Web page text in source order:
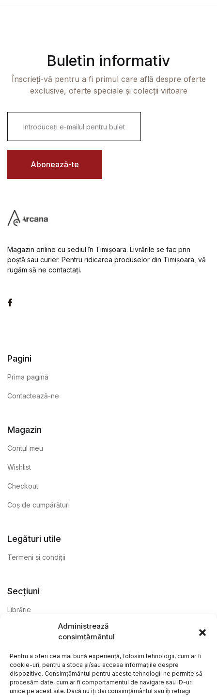
Administrează
consimțământul
Pentru a oferi cea mai bună experiență, folosim tehnologii, cum ar fi
cookie-uri, pentru a stoca și/sau accesa informațiile despre
dispozitive. Consimțământul pentru aceste tehnologii ne permite să
procesăm date, cum ar fi comportamentul de navigare sau ID-uri
unice pe acest site. Dacă nu îți dai consimțământul sau îți retragi
Buletin informativ
Înscrieți-vă pentru a fi primul care află despre oferte
exclusive, oferte speciale și colecții viitoare
i
l
Abonează-te
Magazin online cu sediul în Timișoara. Livrările se fac prin
poștă sau curier. Pentru ridicarea produselor din Timișoara, vă
rugăm să ne contactați.
Pagini
Prima pagină
Contactează-ne
Magazin
Contul meu
Wishlist
Checkout
Coș de cumpărături
Legături utile
Termeni și condiții
Secțiuni
Librărie